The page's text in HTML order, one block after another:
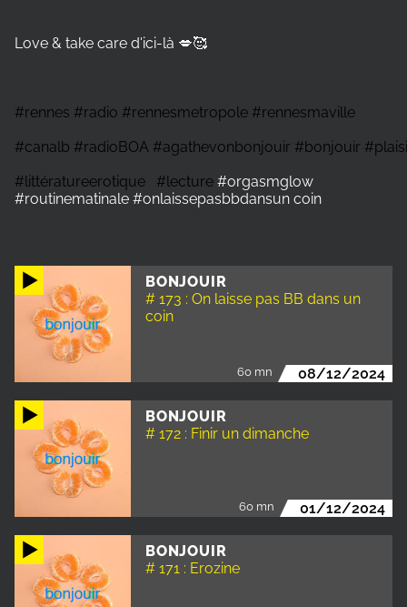
BONJOUIR
# 173 : On laisse pas BB dans un
coin
60 mn 08/12/2024
BONJOUIR
# 172 : Finir un dimanche
60 mn 01/12/2024
BONJOUIR
# 171 : Erozine
Love & take care d'ici-là 💋🥰
#rennes #radio #rennesmetropole #rennesmaville
#canalb #radioBOA #agathevonbonjouir #bonjouir
#littératureerotique
#lecture #orgasmglow
#routinematinale #onlaissepasbbdansun coin